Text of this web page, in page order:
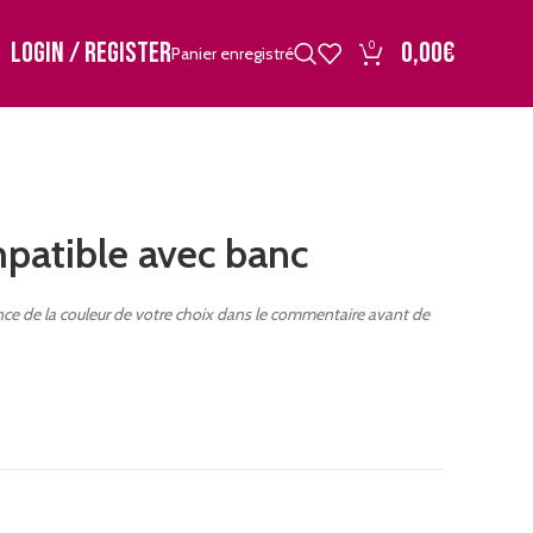
LOGIN / REGISTERPanier enregistré 0 0,00€
avec banc
de la couleur de votre choix dans le commentaire avant de